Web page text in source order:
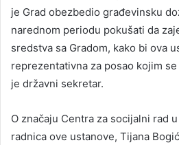
je Grad obezbedio građevinsku
narednom periodu pokušati da
sredstva sa Gradom, kako bi ova
reprezentativna za posao kojim
je državni sekretar.
O značaju Centra za socijalni rad
radnica ove ustanove, Tijana